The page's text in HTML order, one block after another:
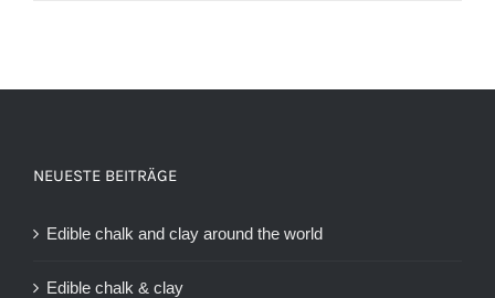
NEUESTE BEITRÄGE
Edible chalk and clay around the world
Edible chalk & clay